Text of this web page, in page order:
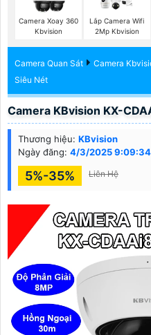
Camera Xoay 360
Kbvision
Lắp Camera Wifi
2Mp Kbvision
Camera Quan Sát Camera
Siêu Nét
Camera KBvision KX-
Thương hiệu: KBvision
Ngày đăng: 4/3/2025 9:09:34
5%-35% Liên Hệ